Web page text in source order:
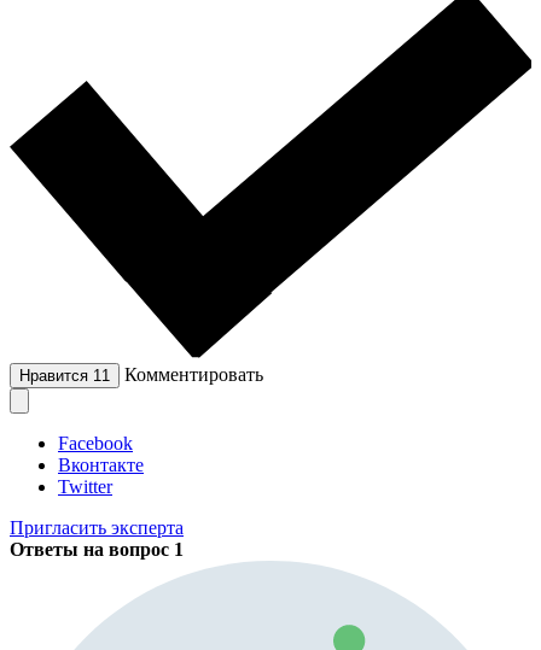
Нравится 11 Комментировать
Facebook
Вконтакте
Twitter
Пригласить эксперта
Ответы на вопрос 1